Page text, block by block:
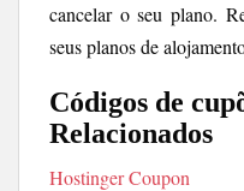
cancelar o seu plano.
seus planos de
Códigos de
Relacionados
Hostinger Coupon